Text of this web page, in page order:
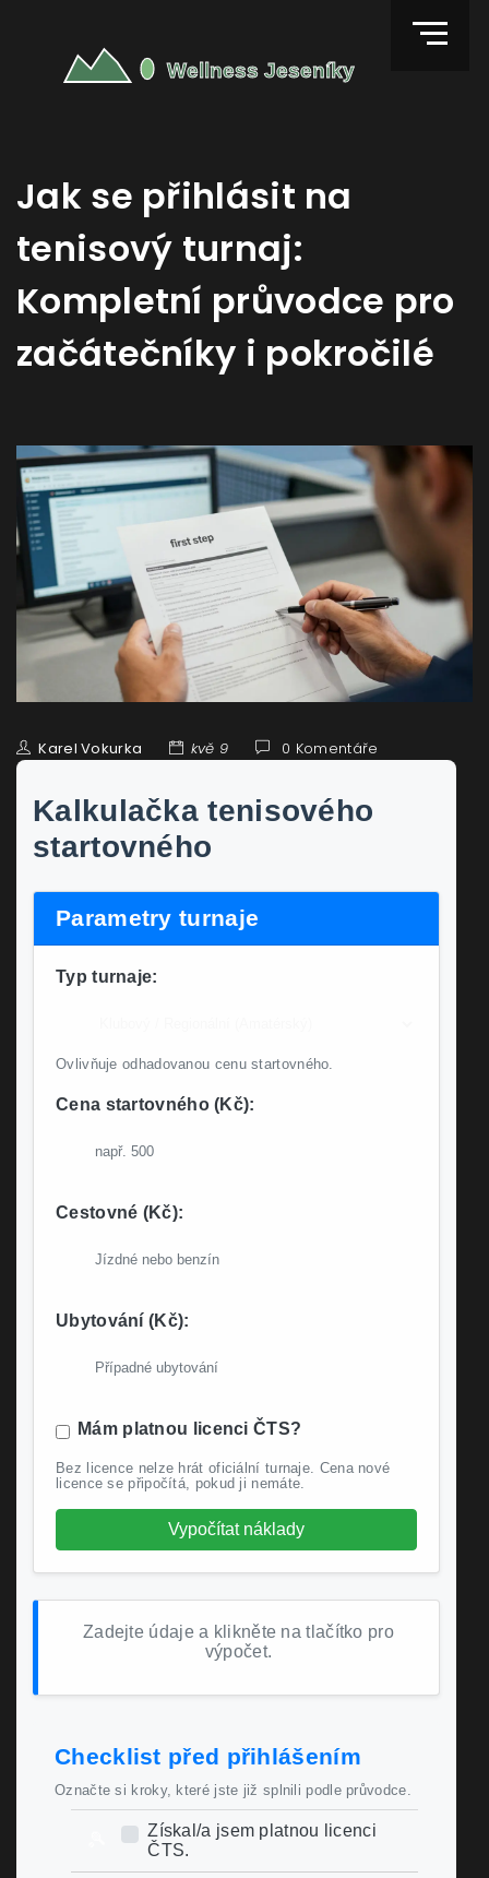
Jak se přihlásit na
tenisový turnaj:
Kompletní průvodce pro
začátečníky i pokročilé
Karel Vokurka kvě 9 0 Komentáře
Kalkulačka tenisového
startovného
Parametry turnaje
Typ turnaje:
Ovlivňuje odhadovanou cenu startovného.
Cena startovného (Kč):
Cestovné (Kč):
Ubytování (Kč):
Mám platnou licenci ČTS?
Bez licence nelze hrát oficiální turnaje. Cena nové
licence se připočítá, pokud ji nemáte.
Vypočítat náklady
Zadejte údaje a klikněte na tlačítko pro
výpočet.
Checklist před přihlášením
Označte si kroky, které jste již splnili podle průvodce.
Získal/a jsem platnou licenci
ČTS.